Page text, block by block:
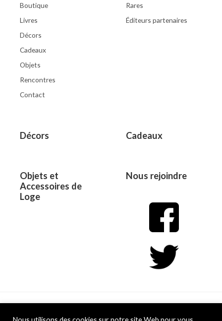
Boutique
Livres
Décors
Cadeaux
Objets
Rencontres
Contact
Rares
Éditeurs partenaires
Décors Cadeaux
Objets et
Accessoires de
Loge
Nous rejoindre
Copyright © 2026 L&D